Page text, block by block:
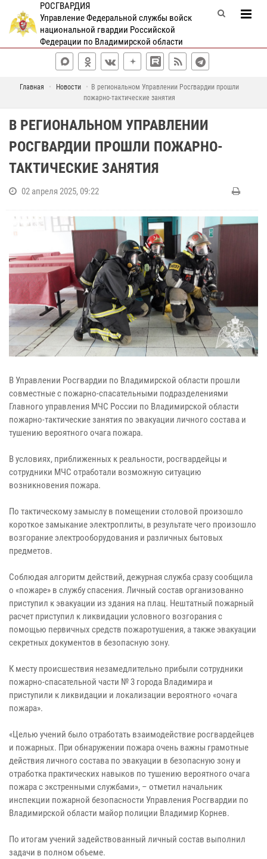
РОСГВАРДИЯ
Управление Федеральной службы войск
национальной гвардии Российской
Федерации по Владимирской области
Главная Новости
В региональном Управлении Росгвардии прошли
пожарно-тактические занятия
В РЕГИОНАЛЬНОМ УПРАВЛЕНИИ
РОСГВАРДИИ ПРОШЛИ ПОЖАРНО-
ТАКТИЧЕСКИЕ ЗАНЯТИЯ
02 апреля 2025, 09:22
В Управлении Росгвардии по Владимирской области прошли
совместные с пожарно-спасательными подразделениями
Главного управления МЧС России по Владимирской области
пожарно-тактические занятия по эвакуации личного состава и
тушению вероятного очага пожара.
В условиях, приближенных к реальности, росгвардейцы и
сотрудники МЧС отработали возможную ситуацию
возникновения пожара.
По тактическому замыслу в помещении столовой произошло
короткое замыкание электроплиты, в результате чего произошло
возгорание электрооборудования и различных бытовых
предметов.
Соблюдая алгоритм действий, дежурная служба сразу сообщила
о «пожаре» в службу спасения. Личный состав организованно
приступил к эвакуации из здания на плац. Нештатный пожарный
расчет приступил к ликвидации условного возгорания с
помощью первичных средств пожаротушения, а также эвакуации
секретных документов в безопасную зону.
К месту происшествия незамедлительно прибыли сотрудники
пожарно-спасательной части № 3 города Владимира и
приступили к ликвидации и локализации вероятного «очага
пожара».
«Целью учений было отработать взаимодействие росгвардейцев
и пожарных. При обнаружении пожара очень важны грамотные
действия личного состава по эвакуации в безопасную зону и
отработка практических навыков по тушению вероятного очага
пожара с экстренными службами», – отметил начальник
инспекции пожарной безопасности Управления Росгвардии по
Владимирской области майор полиции Владимир Корнев.
По итогам учений задействованный личный состав выполнил
задачи в полном объеме.